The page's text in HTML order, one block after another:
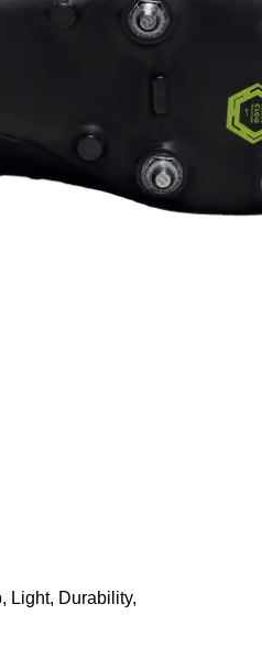
Light, Durability,